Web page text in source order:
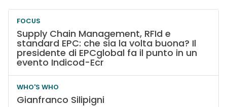
FOCUS
Supply Chain Management, RFId e
standard EPC: che sia la volta buona? Il
presidente di EPCglobal fa il punto in un
evento Indicod-Ecr
WHO'S WHO
Gianfranco Silipigni